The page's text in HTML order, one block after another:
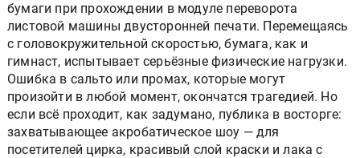
бумаги при прохождении в модуле переворота
листовой машины двусторонней печати. Перемещаясь
с головокружительной скоростью, бумага, как и
гимнаст, испытывает серьёзные физические нагрузки.
Ошибка в сальто или промах, которые могут
произойти в любой момент, окончатся трагедией. Но
если всё проходит, как задумано, публика в восторге:
захватывающее акробатическое шоу — для
посетителей цирка, красивый слой краски и лака с